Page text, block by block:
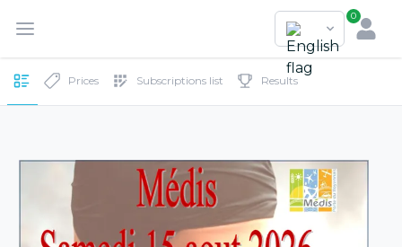
0
Prices Subscriptions list Results